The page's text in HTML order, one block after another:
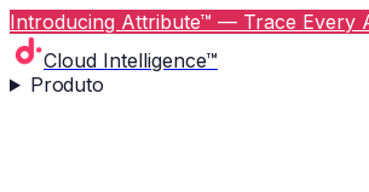
Introducing Attribute™ — Trace Every
Cloud Intelligence™
Produto